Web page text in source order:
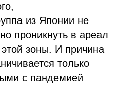
из Японии не
проникнуть в ареал
зоны. И причина
только
с пандемией